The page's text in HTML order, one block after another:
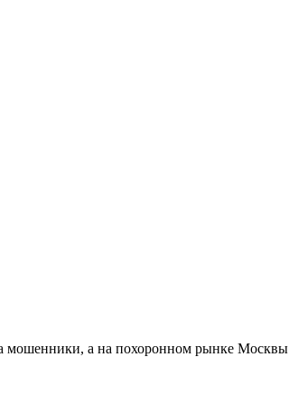
мошенники, а на похоронном рынке